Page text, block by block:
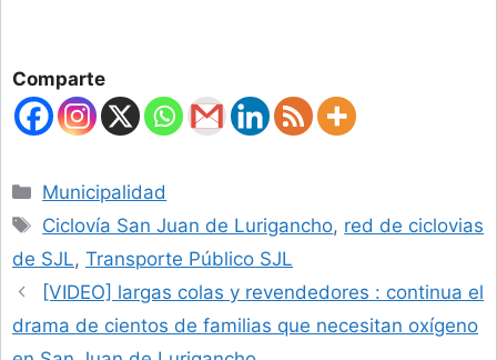
Comparte
Categories
Municipalidad
Tags
Ciclovía San Juan de Lurigancho, red de ciclovias
de SJL, Transporte Público SJL
[VIDEO] largas colas y revendedores : continua el
drama de cientos de familias que necesitan oxígeno